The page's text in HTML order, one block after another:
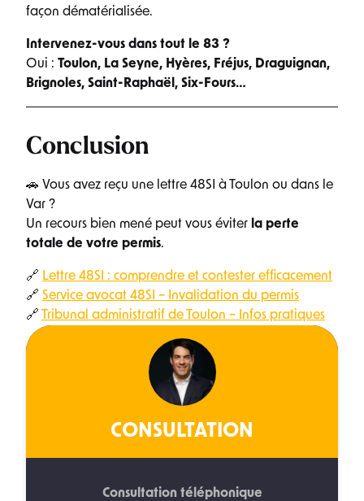
façon dématérialisée.
Intervenez-vous dans tout le 83 ?
Oui : Toulon, La Seyne, Hyères, Fréjus, Draguignan,
Brignoles, Saint-Raphaël, Six-Fours…
Conclusion
🚗 Vous avez reçu une lettre 48SI à Toulon ou dans le
Var ?
Un recours bien mené peut vous éviter la perte
totale de votre permis.
🔗 Lettre 48SI : comprendre et contester efficacement
🔗 Service avocat 48SI – Invalidation du permis
🔗
Tribunal administratif de Toulon – Infos pratiques
CONSULTATION
Consultation téléphonique